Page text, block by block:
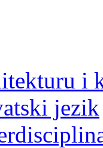
i
jezik